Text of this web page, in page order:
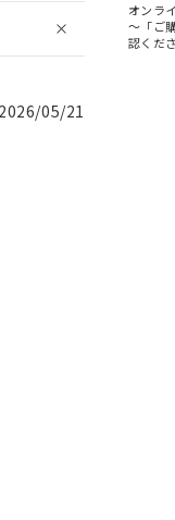
05/21
オンラ
～「ご
認くだ